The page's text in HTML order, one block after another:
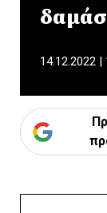
14.12.2022 |